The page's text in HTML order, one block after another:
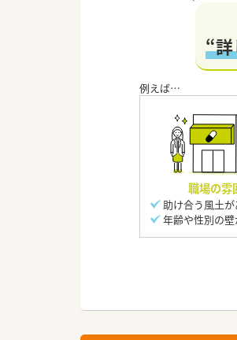
“
職場の雰
助け合う風土が
年齢や性別の